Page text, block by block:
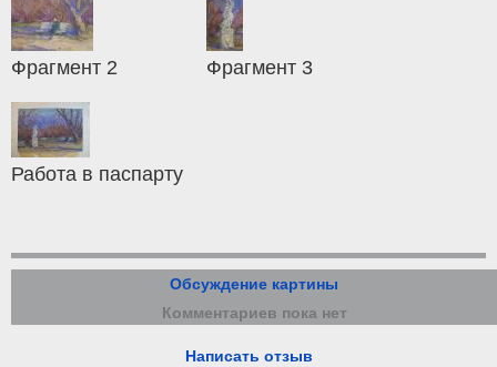
Фрагмент 2 Фрагмент 3
Работа в паспарту
Обсуждение картины
Комментариев пока нет
Написать отзыв